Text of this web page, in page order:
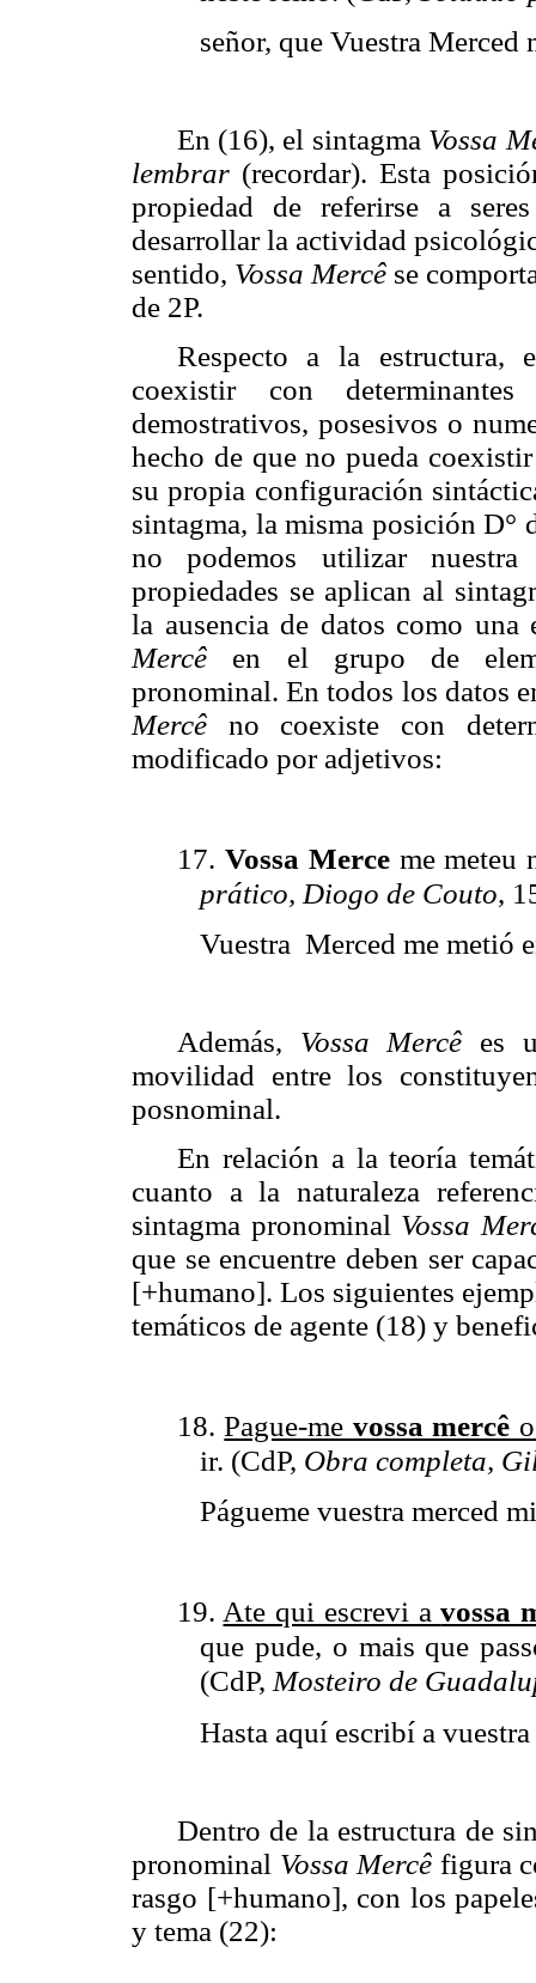
señor, que Vuestra Merced
En (16), el sintagma Vossa
lembrar (recordar). Esta
propiedad de referirse a
desarrollar la actividad
sentido, Vossa Mercê se
de 2P.
Respecto a la estructura,
coexistir con
demostrativos, posesivos o
hecho de que no pueda
su propia configuración
sintagma, la misma posición D°
no podemos utilizar
propiedades se aplican al
la ausencia de datos como
Mercê en el grupo de
pronominal. En todos los datos
Mercê no coexiste con
modificado por adjetivos:
17. Vossa Merce me meteu
prático, Diogo de Couto,
Vuestra Merced me metió
Además, Vossa Mercê es
movilidad entre los
posnominal.
En relación a la teoría
cuanto a la naturaleza
sintagma pronominal Vossa
que se encuentre deben ser
[+humano]. Los siguientes
temáticos de agente (18) y
18.Pague-me vossa mercê
ir. (CdP, Obra completa,
Págueme vuestra merced
19. Ate qui escrevi avossa
que pude, o mais que
(CdP, Mosteiro de
Hasta aquí escribí a
Dentro de la estructura de
pronominal Vossa Mercê figura
rasgo [+humano], con los
y tema (22):